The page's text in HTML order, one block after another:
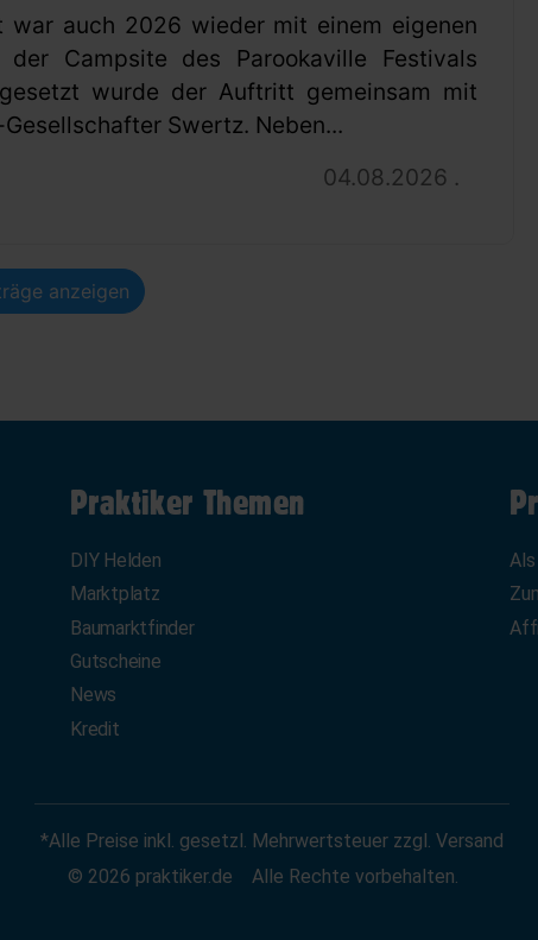
war auch 2026 wieder mit einem eigenen
der Campsite des Parookaville Festivals
wurde der Auftritt gemeinsam mit
Swertz. Neben...
04.08.2026 .
anzeigen
Praktiker Themen
DIY Helden
Marktplatz
Baumarktfinder
Gutscheine
News
Kredit
*Alle Preise inkl. gesetzl. Mehrwertsteuer zzgl. Versand
© 2026 praktiker.de
Alle Rechte vorbehalten.